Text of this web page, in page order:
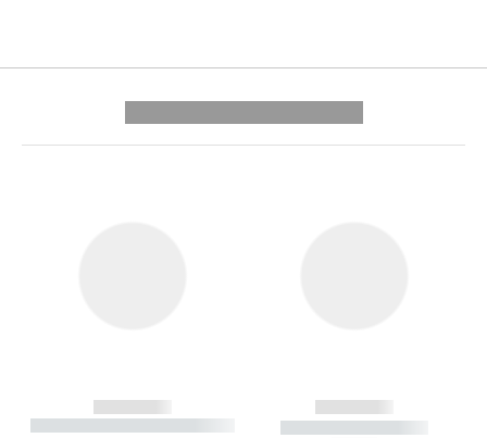
------------
----------- ----------- --------
------------
----------- -----------